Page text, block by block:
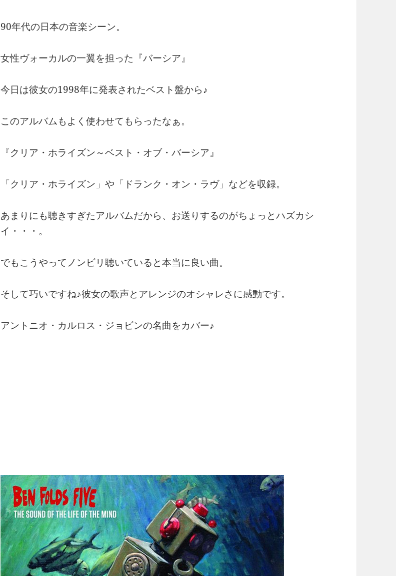
90年代の日本の音楽シーン。
女性ヴォーカルの一翼を担った『バーシア』
今日は彼女の1998年に発表されたベスト盤から♪
このアルバムもよく使わせてもらったなぁ。
『クリア・ホライズン～ベスト・オブ・バーシア』
「クリア・ホライズン」や「ドランク・オン・ラヴ」などを収録。
あまりにも聴きすぎたアルバムだから、お送りするのがちょっとハズカシ
イ・・・。
でもこうやってノンビリ聴いていると本当に良い曲。
そして巧いですね♪彼女の歌声とアレンジのオシャレさに感動です。
アントニオ・カルロス・ジョビンの名曲をカバー♪